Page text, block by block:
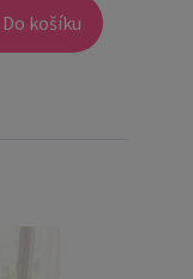
Do košíku